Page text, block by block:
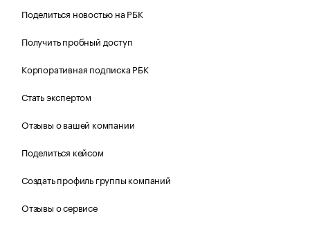
Поделиться новостью на РБК
Получить пробный доступ
Корпоративная подписка РБК
Стать экспертом
Отзывы о вашей компании
Поделиться кейсом
Создать профиль группы компаний
Отзывы о сервисе